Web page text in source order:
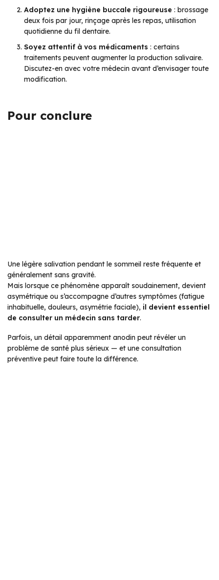
Adoptez une hygiène buccale rigoureuse : brossage
deux fois par jour, rinçage après les repas, utilisation
quotidienne du fil dentaire.
Soyez attentif à vos médicaments : certains
traitements peuvent augmenter la production salivaire.
Discutez-en avec votre médecin avant d’envisager toute
modification.
Pour conclure
Une légère salivation pendant le sommeil reste fréquente et
généralement sans gravité.
Mais lorsque ce phénomène apparaît soudainement, devient
asymétrique ou s’accompagne d’autres symptômes (fatigue
inhabituelle, douleurs, asymétrie faciale), il devient essentiel
de consulter un médecin sans tarder.
Parfois, un détail apparemment anodin peut révéler un
problème de santé plus sérieux — et une consultation
préventive peut faire toute la différence.